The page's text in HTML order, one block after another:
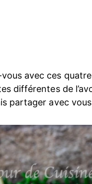
avec ces
différentes de
partager avec